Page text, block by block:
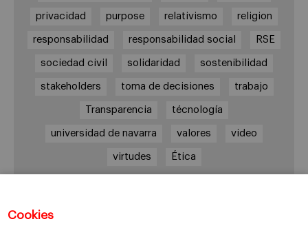
Cookies
privacidad purpose relativismo religion
responsabilidad responsabilidad social RSE
sociedad civil solidaridad sostenibilidad
stakeholders toma de decisiones trabajo
Transparencia técnología
universidad de navarra valores video
virtudes Ética
Enlaces de interés